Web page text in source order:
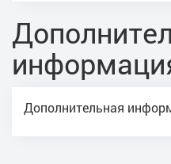
Дополнительная